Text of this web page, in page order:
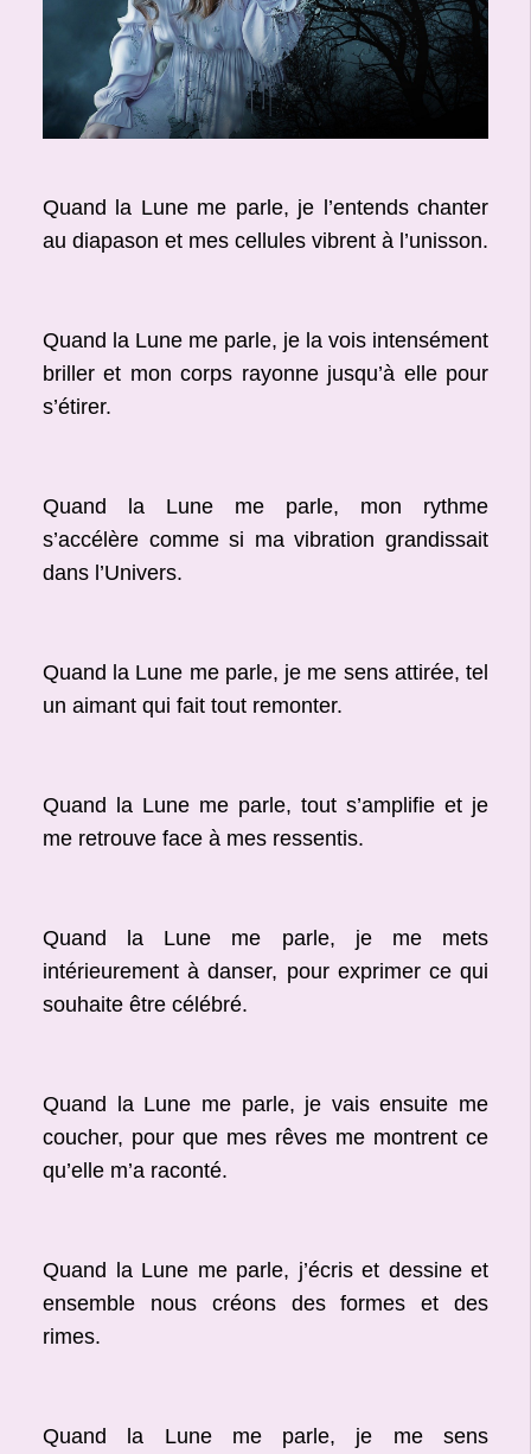
Quand la Lune me parle, je l’entends chanter
au diapason et mes cellules vibrent à l’unisson.
Quand la Lune me parle, je la vois intensément
briller et mon corps rayonne jusqu’à elle pour
s’étirer.
Quand la Lune me parle, mon rythme
s’accélère comme si ma vibration grandissait
dans l’Univers.
Quand la Lune me parle, je me sens attirée, tel
un aimant qui fait tout remonter.
Quand la Lune me parle, tout s’amplifie et je
me retrouve face à mes ressentis.
Quand la Lune me parle, je me mets
intérieurement à danser, pour exprimer ce qui
souhaite être célébré.
Quand la Lune me parle, je vais ensuite me
coucher, pour que mes rêves me montrent ce
qu’elle m’a raconté.
Quand la Lune me parle, j’écris et dessine et
ensemble nous créons des formes et des
rimes.
Quand la Lune me parle, je me sens